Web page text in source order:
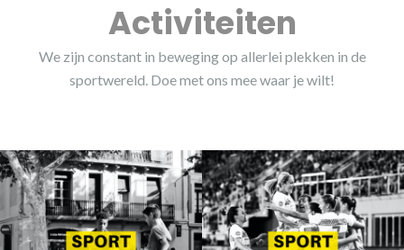
Activiteiten
We zijn constant in beweging op allerlei plekken in de
sportwereld. Doe met ons mee waar je wilt!